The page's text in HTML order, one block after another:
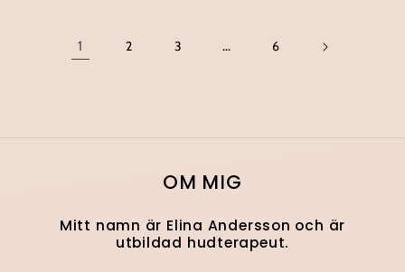
1 2 3 … 6
OM MIG
Mitt namn är Elina Andersson och är
utbildad hudterapeut.